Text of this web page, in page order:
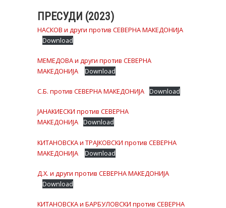
ПРЕСУДИ (2023)
НАСКОВ и други против СЕВЕРНА МАКЕДОНИЈА
Download
МЕМЕДОВА и други против СЕВЕРНА
МАКЕДОНИЈА
Download
С.Б. против СЕВЕРНА МАКЕДОНИЈА Download
ЈАНАКИЕСКИ против СЕВЕРНА
МАКЕДОНИЈА Download
КИТАНОВСКА и ТРАЈКОВСКИ против СЕВЕРНА
МАКЕДОНИЈА
Download
Д.Х. и други против СЕВЕРНА МАКЕДОНИЈА
Download
КИТАНОВСКА и БАРБУЛОВСКИ против СЕВЕРНА